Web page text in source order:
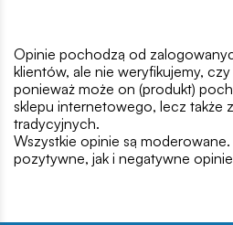
Opinie pochodzą od
klientów, ale nie weryfikujemy,
ponieważ może on (produkt)
sklepu internetowego, lecz także
tradycyjnych.
Wszystkie opinie są
pozytywne, jak i negatywne